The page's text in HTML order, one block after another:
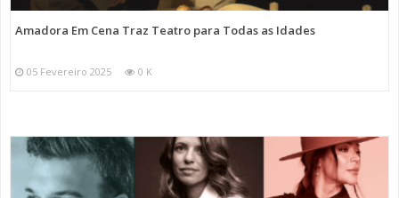
Amadora Em Cena Traz Teatro para Todas as Idades
05 Fevereiro 2025 0 K